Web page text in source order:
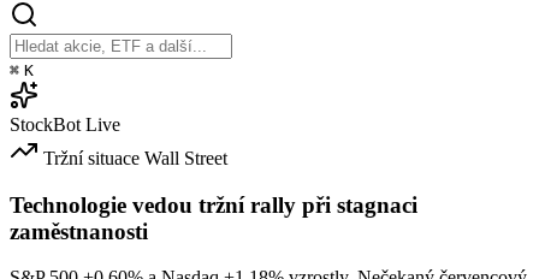
⌘ K
StockBot Live
Tržní situace Wall Street
Technologie vedou tržní rally při stagnaci
zaměstnanosti